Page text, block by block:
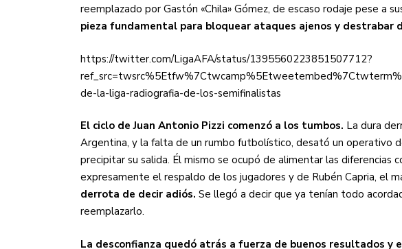
reemplazado por Gastón «Chila» Gómez, de escaso rodaje pese a
pieza fundamental para bloquear ataques ajenos y destrabar
https://twitter.com/LigaAFA/status/1395560223851507712?
de-la-liga-radiografia-de-los-semifinalistas
El ciclo de Juan Antonio Pizzi comenzó a los tumbos. La dura
Argentina, y la falta de un rumbo futbolístico, desató un operativo
precipitar su salida. Él mismo se ocupó de alimentar las diferencias
expresamente el respaldo de los jugadores y de Rubén Capria, el
derrota de decir adiós. Se llegó a decir que ya tenían todo
reemplazarlo.
La desconfianza quedó atrás a fuerza de buenos resultados y